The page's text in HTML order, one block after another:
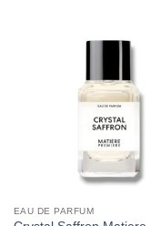
EAU DE PARFUM